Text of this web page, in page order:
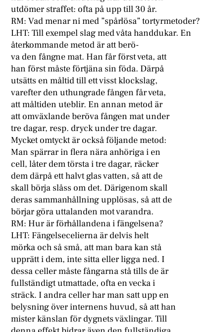
utdömer straffet: ofta på upp till 30 år.
RM: Vad menar ni med ”spårlösa” tortyrmetoder?
LHT: Till exempel slag med våta handdukar. En
återkommande metod är att berö-
va den fångne mat. Han får först veta, att
han först måste förtjäna sin föda. Därpå
utsätts en måltid till ett visst klockslag,
varefter den uthungrade fången får veta,
att måltiden uteblir. En annan metod är
att omväxlande beröva fången mat under
tre dagar, resp. dryck under tre dagar.
Mycket omtyckt är också följande metod:
Man spärrar in flera nära anhöriga i en
cell, låter dem törsta i tre dagar, räcker
dem därpå ett halvt glas vatten, så att de
skall börja slåss om det. Därigenom skall
deras sammanhållning upplösas, så att de
börjar göra uttalanden mot varandra.
RM: Hur är förhållandena i fängelsena?
LHT: Fängelsecelierna är delvis helt
mörka och så små, att man bara kan stå
upprätt i dem, inte sitta eller ligga ned. I
dessa celler måste fångarna stå tills de är
fullständigt utmattade, ofta en vecka i
sträck. I andra celler har man satt upp en
belysning över internens huvud, så att han
mister känslan för dygnets växlingar. Till